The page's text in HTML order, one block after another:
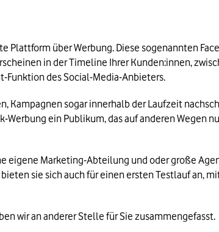
über Werbung. Diese sogenannten
in der Timeline Ihrer Kunden:innen,
Funktion des Social-Media-Anbieters.
Kampagnen sogar innerhalb der Laufzeit
ein Publikum, das auf anderen Wegen
eigene Marketing-Abteilung und oder große
sie sich auch für einen ersten Testlauf an,
wir an anderer Stelle für Sie zusammengefasst.